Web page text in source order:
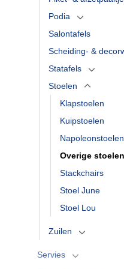
Podia
Salontafels
Scheiding- &
Statafels
Stoelen
Klapstoelen
Kuipstoelen
Napoleonstoelen
Overige stoelen
Stackchairs
Stoel June
Stoel Lou
Zuilen
Servies